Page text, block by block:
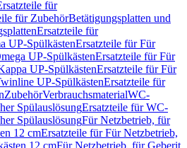
für
für ZubehörBetätigungsplatten und
Ersatzteile für
UP-SpülkästenErsatzteile für Für
UP-SpülkästenErsatzteile für Für
UP-SpülkästenErsatzteile für Für
UP-SpülkästenErsatzteile für
ZubehörVerbrauchsmaterialWC-
SpülauslösungErsatzteile für WC-
SpülauslösungFür Netzbetrieb, für
12 cmErsatzteile für Für Netzbetrieb,
12 cmFür Netzbetrieb, für Geberit